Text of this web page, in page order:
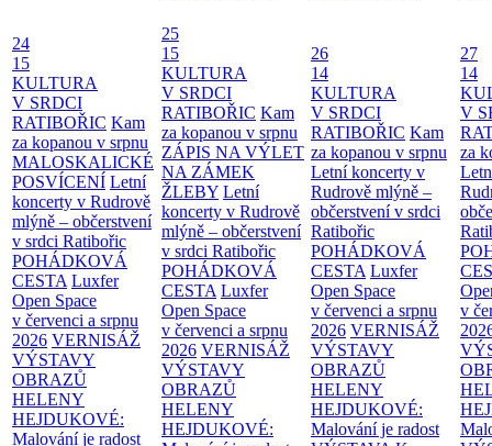
24
15
KULTURA
V SRDCI
RATIBOŘIC Kam
za kopanou v srpnu
MALOSKALICKÉ
POSVÍCENÍ Letní
koncerty v Rudrově
mlýně – občerstvení
v srdci Ratibořic
POHÁDKOVÁ
CESTA Luxfer
Open Space
v červenci a srpnu
2026 VERNISÁŽ
VÝSTAVY
OBRAZŮ
HELENY
HEJDUKOVÉ:
Malování je radost
25
15
KULTURA
V SRDCI
RATIBOŘIC Kam
za kopanou v srpnu
ZÁPIS NA VÝLET
NA ZÁMEK
ŽLEBY Letní
koncerty v Rudrově
mlýně – občerstvení
v srdci Ratibořic
POHÁDKOVÁ
CESTA Luxfer
Open Space
v červenci a srpnu
2026 VERNISÁŽ
VÝSTAVY
OBRAZŮ
HELENY
HEJDUKOVÉ:
26
14
KULTURA
V SRDCI
RATIBOŘIC Kam
za kopanou v srpnu
Letní koncerty v
Rudrově mlýně –
občerstvení v srdci
Ratibořic
POHÁDKOVÁ
CESTA Luxfer
Open Space
v červenci a srpnu
2026 VERNISÁŽ
VÝSTAVY
OBRAZŮ
HELENY
HEJDUKOVÉ:
Malování je radost
27
14
V
za
v